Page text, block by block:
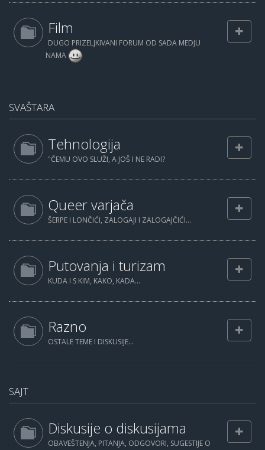
Film
DUGO PRIZELJKIVANI FORUM OD SADA MEDJU
NAMA
SVAŠTARA
Tehnologija
"ČEMU OVO SLUŽI, A JOŠ I NE RADI?
Queer varjača
ŠERPE I LONČIĆI, ZALOGAJI I ZALOGAJČIĆI...
Putovanja i turizam
KUDA I S KIM, KAKO, KADA...
Razno
OSTALE TEME I DISKUSIJE...
SAJT
Diskusije o diskusijama
OBAVEŠTENJA, PITANJA, ODGOVORI, SUGESTIJE O